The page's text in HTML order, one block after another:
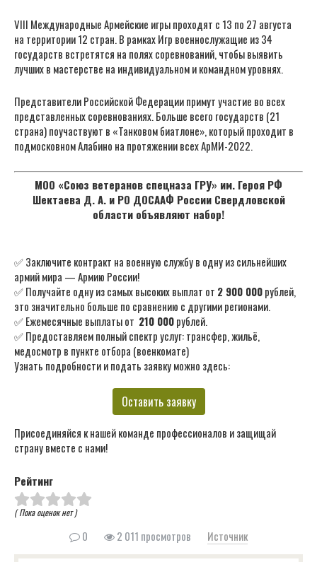
VIII Международные Армейские игры проходят с 13 по 27 августа
на территории 12 стран. В рамках Игр военнослужащие из 34
государств встретятся на полях соревнований, чтобы выявить
лучших в мастерстве на индивидуальном и командном уровнях.
Представители Российской Федерации примут участие во всех
представленных соревнованиях. Больше всего государств (21
страна) поучаствуют в «Танковом биатлоне», который проходит в
подмосковном Алабино на протяжении всех АрМИ-2022.
МОО «Союз ветеранов спецназа ГРУ» им. Героя РФ
Шектаева Д. А. и РО ДОСААФ России Свердловской
области объявляют набор!
✅ Заключите контракт на военную службу в одну из сильнейших
армий мира — Армию России!
✅ Получайте одну из самых высоких выплат от 2 900 000рублей,
это значительно больше по сравнению с другими регионами.
✅ Ежемесячные выплаты от 210 000рублей.
✅ Предоставляем полный спектр услуг: трансфер, жильё,
медосмотр в пункте отбора (военкомате)
Узнать подробности и подать заявку можно здесь:
Оставить заявку
Присоединяйся к нашей команде профессионалов и защищай
страну вместе с нами!
Рейтинг
( Пока оценок нет )
0 2 011 просмотров Источник